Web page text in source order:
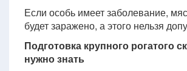
Если особь имеет заболевание,
будет заражено, а этого нельзя
Подготовка крупного рогатого
нужно знать